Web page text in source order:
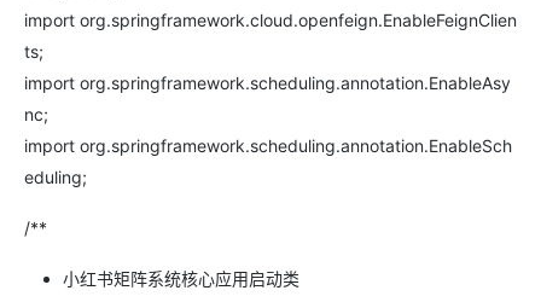
import org.springframework.cloud.openfeign.EnableFeignClien
ts;
import org.springframework.scheduling.annotation.EnableAsy
nc;
import org.springframework.scheduling.annotation.EnableSch
eduling;
/**
小红书矩阵系统核心应用启动类